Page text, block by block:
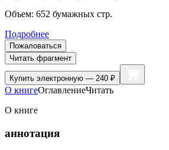
Объем: 652 бумажных стр.
Подробнее
Пожаловаться
Читать фрагмент
Купить электронную — 240 ₽
О книгеОглавлениеЧитать
О книге
аннотация